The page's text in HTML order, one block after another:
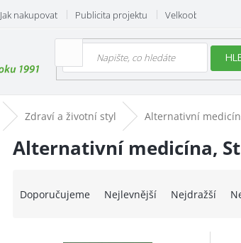
Jak nakupovat Publicita projektu Velkoobchod
Zdraví a životní styl Alternativní
Alternativní medicína,
Doporučujeme Nejlevnější Nejdražší